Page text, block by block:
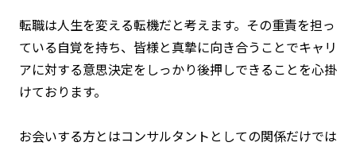
転職は人生を変える転機だと考えます。その重責を担っ
ている自覚を持ち、皆様と真摯に向き合うことでキャリ
アに対する意思決定をしっかり後押しできることを心掛
けております。
お会いする方とはコンサルタントとしての関係だけでは